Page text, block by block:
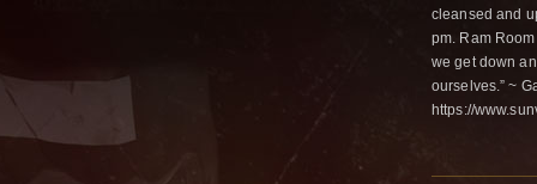
cleansed and
pm. Ram
we get down
ourselves.” ~
https://